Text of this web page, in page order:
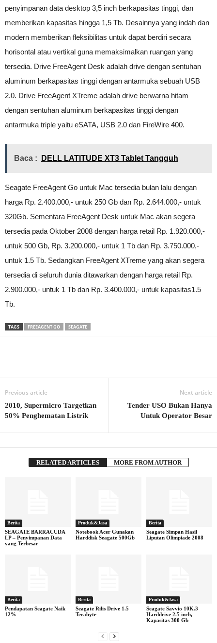
penyimpanan data desktop 3,5 inch berkapasitas tinggi, dan
memberikan kapasitas hingga 1,5 Tb. Desainnya yang indah dan
modern memberikan fleksibilitas untuk dapat berdiri secara
horisontal atau vertikal guna memaksimalkan ruangan yang
tersedia. Drive FreeAgent Desk adalah drive dengan sentuhan
aluminum berkapasitas tinggi dengan antarmuka sebuah USB
2.0. Drive FreeAgent XTreme adalah drive berwarna hitam
dengan sentuhan aluminum berkapasitas tinggi dengan
antarmuka triple yaitu eSATA, USB 2.0 dan FireWire 400.
Baca : DELL LATITUDE XT3 Tablet Tangguh
Seagate FreeAgent Go untuk Mac tersedia bulan lalu dengan
harga Rp. 2.400.000,- untuk 250 Gb dan Rp. 2.644.000,- untuk
320Gb. Sementara FreeAgent Desk untuk Mac akan segera
tersedia pada Oktober 2008 dengan harga retail Rp. 1.920.000,-
untuk 500 Gb, Rp. 3.200.000,- untuk 1 Tb dan Rp. 3.750.000,-
untuk 1.5 Tb. Sedangkan FreeAgent XTreme yang akan segera
tersedia di seluruh dunia ditawarkan dengan harga retail Rp.
2.900.000,- untuk 1 Tb dan Rp. 3.400.000,- untuk kapasitas1.5
Tb.
TAGS FREEAGENT GO SEAGATE
Previous article
2010, Supermicro Targetkan
50% Penghematan Listrik
Next article
Tender USO Bukan Hanya
Untuk Operator Besar
RELATED ARTICLES MORE FROM AUTHOR
Berita
SEAGATE BARRACUDA
LP – Penyimpanan Data
yang Terbesar
Produk&Jasa
Notebook Acer Gunakan
Harddisk Seagate 500Gb
Berita
Seagate Simpan Hasil
Liputan Olimpiade 2008
Berita
Pendapatan Seagate Naik
12%
Berita
Seagate Rilis Drive 1.5
Terabyte
Produk&Jasa
Seagate Savvio 10K.3
Harddrive 2.5 inch,
Kapasitas 300 Gb